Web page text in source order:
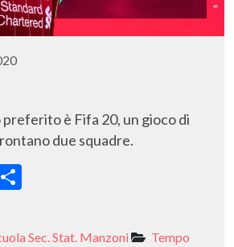
è Fifa 20, un gioco di
due squadre.
nSec. Stat. Manzoni
Tempo